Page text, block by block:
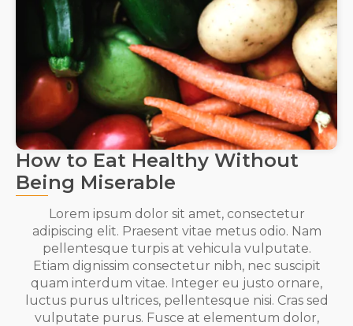
How to Eat Healthy Without
Being Miserable
Lorem ipsum dolor sit amet, consectetur
adipiscing elit. Praesent vitae metus odio. Nam
pellentesque turpis at vehicula vulputate.
Etiam dignissim consectetur nibh, nec suscipit
quam interdum vitae. Integer eu justo ornare,
luctus purus ultrices, pellentesque nisi. Cras sed
vulputate purus. Fusce at elementum dolor,